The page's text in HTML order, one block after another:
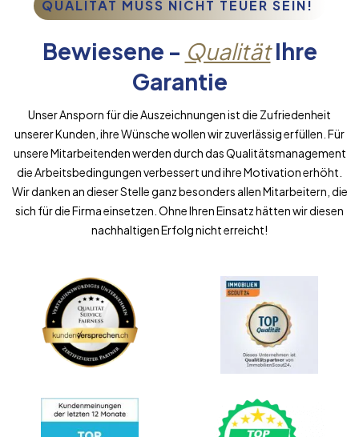
QUALITÄT MUSS NICHT TEUER SEIN!
Bewiesene - QualitätIhre
Garantie
Unser Ansporn für die Auszeichnungen ist die Zufriedenheit
unserer Kunden, ihre Wünsche wollen wir zuverlässig erfüllen. Für
unsere Mitarbeitenden werden durch das Qualitätsmanagement
die Arbeitsbedingungen verbessert und ihre Motivation erhöht.
Wir danken an dieser Stelle ganz besonders allen Mitarbeitern, die
sich für die Firma einsetzen. Ohne Ihren Einsatz hätten wir diesen
nachhaltigen Erfolg nicht erreicht!